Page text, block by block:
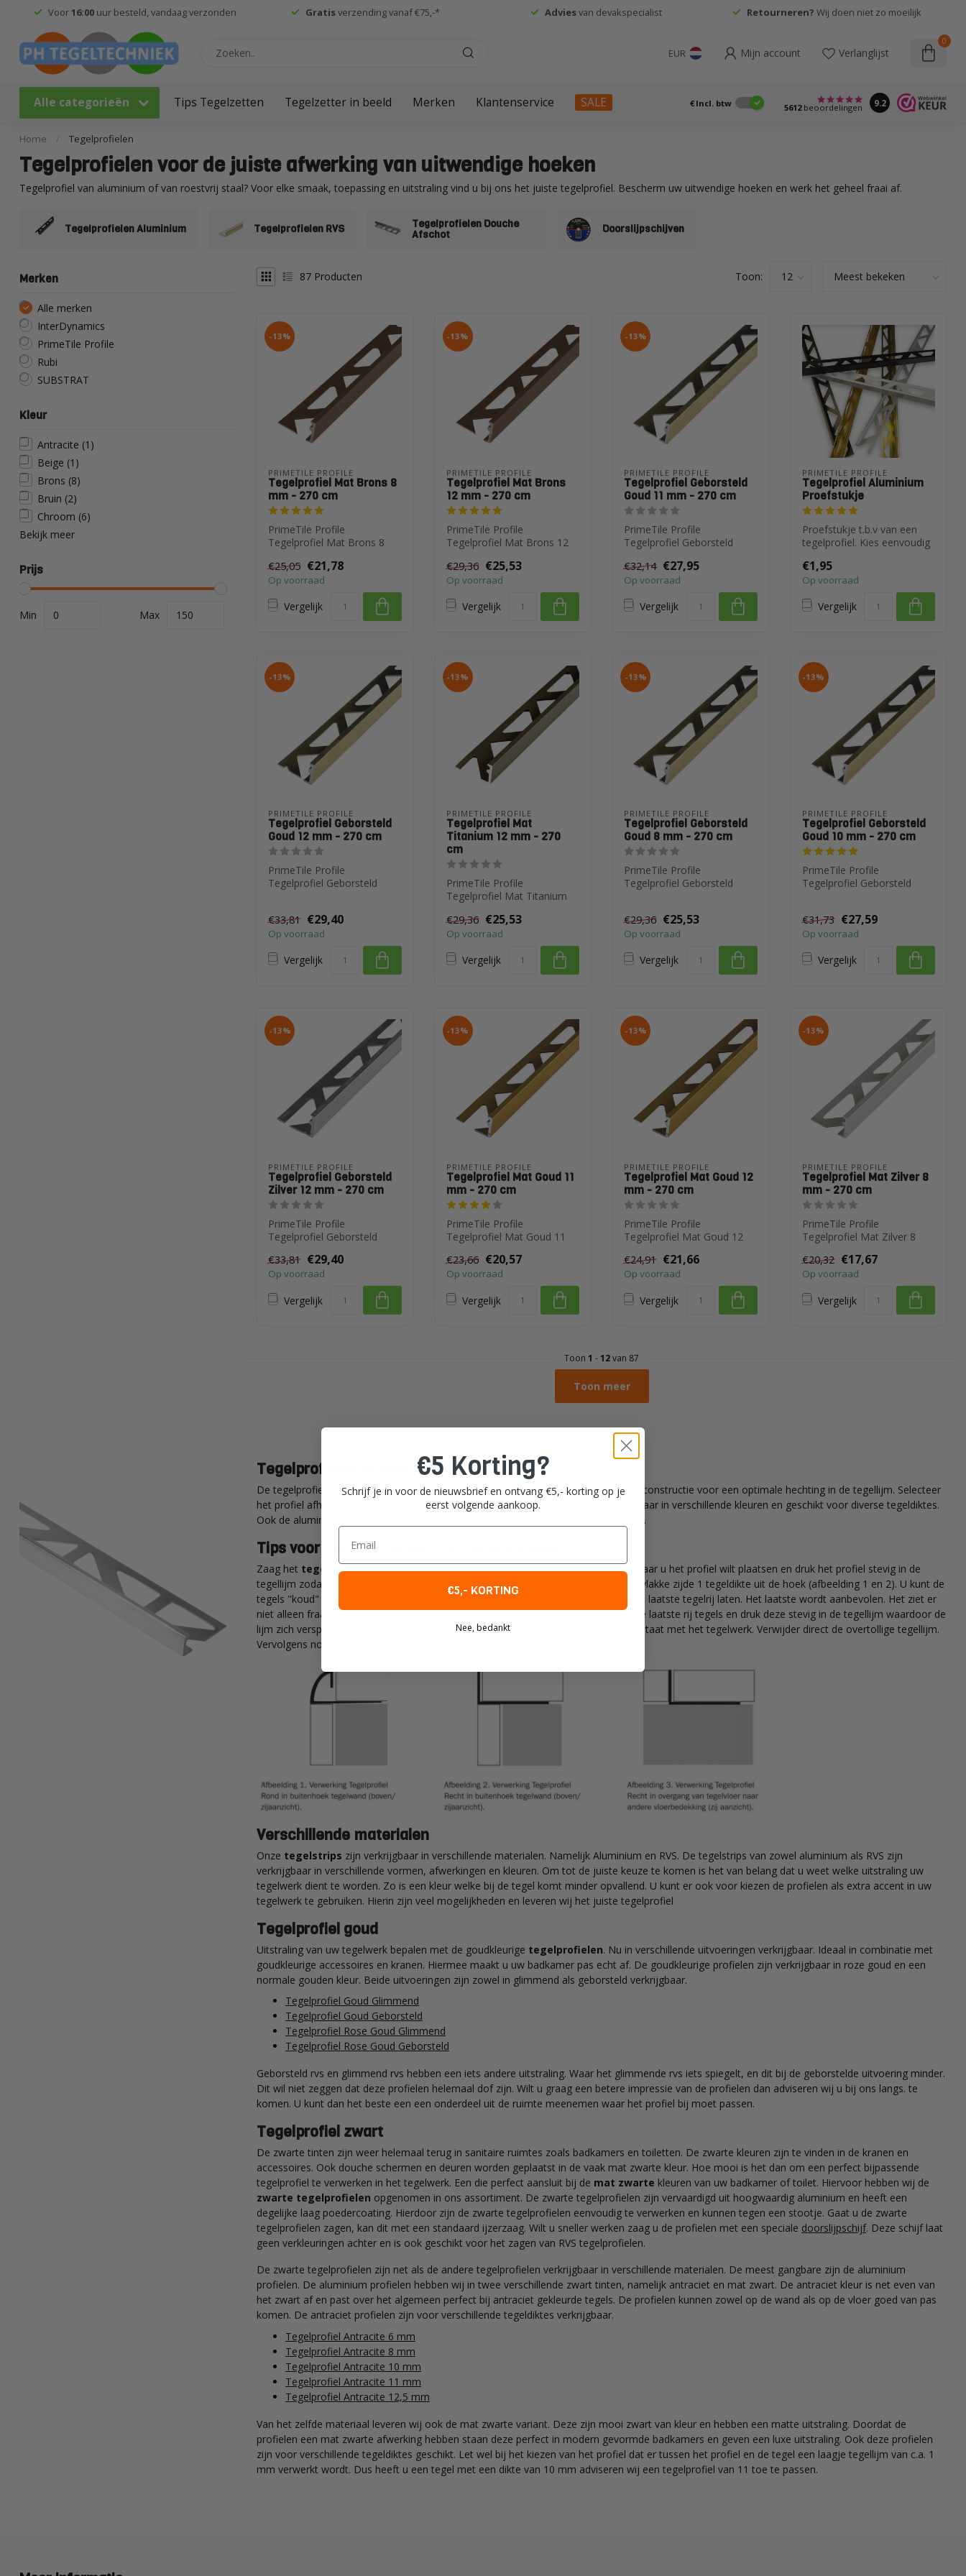
Voor16:00uur besteld, vandaag verzonden Gratisverzending vanaf €75,-* Adviesvan devakspecialist Retourneren? Wij doen niet zo moeilijk
EUR Mijn account Verlanglijst
0
Alle categorieën Tips Tegelzetten Tegelzetter in beeld Merken Klantenservice SALE € Incl. btw 5612beoordelingen 9.2
Home / Tegelprofielen
Tegelprofielen voor de juiste afwerking van uitwendige hoeken
Tegelprofiel van aluminium of van roestvrij staal? Voor elke smaak, toepassing en uitstraling vind u bij ons het juiste tegelprofiel. Bescherm uw uitwendige hoeken en werk het geheel fraai af.
Tegelprofielen Aluminium Tegelprofielen RVS Tegelprofielen Douche
Afschot Doorslijpschijven
Merken
Alle merken
InterDynamics
PrimeTile Profile
Rubi
SUBSTRAT
Kleur
Antracite (1)
Beige (1)
Brons (8)
Bruin (2)
Chroom (6)
Bekijk meer
Prijs
Min Max
87 Producten Toon:
-13%
PRIMETILE PROFILE
Tegelprofiel Mat Brons 8
mm - 270 cm
PrimeTile Profile
Tegelprofiel Mat Brons 8
€25,05 €21,78
Op voorraad
Vergelijk
-13%
PRIMETILE PROFILE
Tegelprofiel Mat Brons
12 mm - 270 cm
PrimeTile Profile
Tegelprofiel Mat Brons 12
€29,36 €25,53
Op voorraad
Vergelijk
-13%
PRIMETILE PROFILE
Tegelprofiel Geborsteld
Goud 11 mm - 270 cm
PrimeTile Profile
Tegelprofiel Geborsteld
€32,14 €27,95
Op voorraad
Vergelijk
PRIMETILE PROFILE
Tegelprofiel Aluminium
Proefstukje
Proefstukje t.b.v van een
tegelprofiel. Kies eenvoudig
€1,95
Op voorraad
Vergelijk
-13%
PRIMETILE PROFILE
Tegelprofiel Geborsteld
Goud 12 mm - 270 cm
PrimeTile Profile
Tegelprofiel Geborsteld
€33,81 €29,40
Op voorraad
Vergelijk
-13%
PRIMETILE PROFILE
Tegelprofiel Mat
Titanium 12 mm - 270
cm
PrimeTile Profile
Tegelprofiel Mat Titanium
€29,36 €25,53
Op voorraad
Vergelijk
-13%
PRIMETILE PROFILE
Tegelprofiel Geborsteld
Goud 8 mm - 270 cm
PrimeTile Profile
Tegelprofiel Geborsteld
€29,36 €25,53
Op voorraad
Vergelijk
-13%
PRIMETILE PROFILE
Tegelprofiel Geborsteld
Goud 10 mm - 270 cm
PrimeTile Profile
Tegelprofiel Geborsteld
€31,73 €27,59
Op voorraad
Vergelijk
-13%
PRIMETILE PROFILE
Tegelprofiel Geborsteld
Zilver 12 mm - 270 cm
PrimeTile Profile
Tegelprofiel Geborsteld
€33,81 €29,40
Op voorraad
Vergelijk
-13%
PRIMETILE PROFILE
Tegelprofiel Mat Goud 11
mm - 270 cm
PrimeTile Profile
Tegelprofiel Mat Goud 11
€23,66 €20,57
Op voorraad
Vergelijk
-13%
PRIMETILE PROFILE
Tegelprofiel Mat Goud 12
mm - 270 cm
PrimeTile Profile
Tegelprofiel Mat Goud 12
€24,91 €21,66
Op voorraad
Vergelijk
-13%
PRIMETILE PROFILE
Tegelprofiel Mat Zilver 8
mm - 270 cm
PrimeTile Profile
Tegelprofiel Mat Zilver 8
€20,32 €17,67
Op voorraad
Vergelijk
Toon 1 -12van 87
Toon meer
Tegelprofielen maken het af
De tegelprofielen zijn voorzien van een doordachte oppervlakte structuur en stans constructie voor een optimale hechting in de tegellijm. Selecteer
het profiel afhankelijk van de dikte van de tegels. De rvs tegelprofielen zijn verkrijgbaar in verschillende kleuren en geschikt voor diverse tegeldiktes.
Ook de aluminium varianten zijn verkrijgbaar in verschillende afmetingen en kleuren.
Tips voor het aanbrengen van tegelprofielen
Zaag het tegelprofielop de juiste lengte. Breng tegellijm aan op de buitenhoek waar u het profiel wilt plaatsen en druk het profiel stevig in de
tegellijm zodat deze door de stans gaten omhoog komt. Plaats het profiel met de vlakke zijde 1 tegeldikte uit de hoek (afbeelding 1 en 2). U kunt de
tegels "koud" tegel het profiel plaatsen of een voegbreedte tussen het profiel en de laatste tegelrij laten. Het laatste wordt aanbevolen. Het ziet er
niet alleen fraaier uit maar dit zorgt tevens voor een waterdichte constructie. Zet de laatste rij tegels en druk deze stevig in de tegellijm waardoor de
lijm zich verspreidt over het bevestigingsvlak en er na droging een sterk geheel ontstaat met het tegelwerk. Verwijder direct de overtollige tegellijm.
Vervolgens normaal voegen en schoonmaken.
Verschillende materialen
Onze tegelstrips zijn verkrijgbaar in verschillende materialen. Namelijk Aluminium en RVS. De tegelstrips van zowel aluminium als RVS zijn
verkrijgbaar in verschillende vormen, afwerkingen en kleuren. Om tot de juiste keuze te komen is het van belang dat u weet welke uitstraling uw
tegelwerk dient te worden. Zo is een kleur welke bij de tegel komt minder opvallend. U kunt er ook voor kiezen de profielen als extra accent in uw
tegelwerk te gebruiken. Hierin zijn veel mogelijkheden en leveren wij het juiste tegelprofiel
Tegelprofiel goud
Uitstraling van uw tegelwerk bepalen met de goudkleurige tegelprofielen. Nu in verschillende uitvoeringen verkrijgbaar. Ideaal in combinatie met
goudkleurige accessoires en kranen. Hiermee maakt u uw badkamer pas echt af. De goudkleurige profielen zijn verkrijgbaar in roze goud en een
normale gouden kleur. Beide uitvoeringen zijn zowel in glimmend als geborsteld verkrijgbaar.
Tegelprofiel Goud Glimmend
Tegelprofiel Goud Geborsteld
Tegelprofiel Rose Goud Glimmend
Tegelprofiel Rose Goud Geborsteld
Geborsteld rvs en glimmend rvs hebben een iets andere uitstraling. Waar het glimmende rvs iets spiegelt, en dit bij de geborstelde uitvoering minder.
Dit wil niet zeggen dat deze profielen helemaal dof zijn. Wilt u graag een betere impressie van de profielen dan adviseren wij u bij ons langs. te
komen. U kunt dan het beste een een onderdeel uit de ruimte meenemen waar het profiel bij moet passen.
Tegelprofiel zwart
De zwarte tinten zijn weer helemaal terug in sanitaire ruimtes zoals badkamers en toiletten. De zwarte kleuren zijn te vinden in de kranen en
accessoires. Ook douche schermen en deuren worden geplaatst in de vaak mat zwarte kleur. Hoe mooi is het dan om een perfect bijpassende
tegelprofiel te verwerken in het tegelwerk. Een die perfect aansluit bij de mat zwarte kleuren van uw badkamer of toilet. Hiervoor hebben wij de
zwarte tegelprofielen opgenomen in ons assortiment. De zwarte tegelprofielen zijn vervaardigd uit hoogwaardig aluminium en heeft een
degelijke laag poedercoating. Hierdoor zijn de zwarte tegelprofielen eenvoudig te verwerken en kunnen tegen een stootje. Gaat u de zwarte
tegelprofielen zagen, kan dit met een standaard ijzerzaag. Wilt u sneller werken zaag u de profielen met een speciale doorslijpschijf. Deze schijf laat
geen verkleuringen achter en is ook geschikt voor het zagen van RVS tegelprofielen.
De zwarte tegelprofielen zijn net als de andere tegelprofielen verkrijgbaar in verschillende materialen. De meest gangbare zijn de aluminium
profielen. De aluminium profielen hebben wij in twee verschillende zwart tinten, namelijk antraciet en mat zwart. De antraciet kleur is net even van
het zwart af en past over het algemeen perfect bij antraciet gekleurde tegels. De profielen kunnen zowel op de wand als op de vloer goed van pas
komen. De antraciet profielen zijn voor verschillende tegeldiktes verkrijgbaar.
Tegelprofiel Antracite 6 mm
Tegelprofiel Antracite 8 mm
Tegelprofiel Antracite 10 mm
Tegelprofiel Antracite 11 mm
Tegelprofiel Antracite 12,5 mm
Van het zelfde materiaal leveren wij ook de mat zwarte variant. Deze zijn mooi zwart van kleur en hebben een matte uitstraling. Doordat de
profielen een mat zwarte afwerking hebben staan deze perfect in modern gevormde badkamers en geven een luxe uitstraling. Ook deze profielen
zijn voor verschillende tegeldiktes geschikt. Let wel bij het kiezen van het profiel dat er tussen het profiel en de tegel een laagje tegellijm van c.a. 1
mm verwerkt wordt. Dus heeft u een tegel met een dikte van 10 mm adviseren wij een tegelprofiel van 11 toe te passen.
€5 Korting?
Schrijf je in voor de nieuwsbrief en ontvang €5,- korting op je
eerst volgende aankoop.
Email
€5,- KORTING
Nee, bedankt